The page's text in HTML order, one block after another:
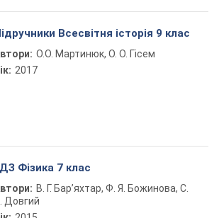
Всесвітня історія 9 клас
О.О. Мартинюк, О. О. Гісем
2017
Фізика 7 клас
В. Г. Бар’яхтар, Ф. Я. Божинова, С.
Довгий